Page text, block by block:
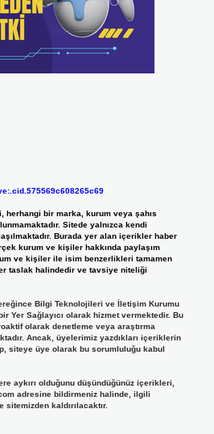
herhangi bir marka, kurum veya şahıs
Sitede yalnızca kendi
Burada yer alan içerikler haber
kurum ve kişiler hakkında paylaşım
ve kişiler ile isim benzerlikleri tamamen
taslak halindedir ve tavsiye niteliği
Bilgi Teknolojileri ve İletişim Kurumu
Yer Sağlayıcı olarak hizmet vermektedir. Bu
olarak denetleme veya araştırma
Ancak, üyelerimiz yazdıkları içeriklerin
siteye üye olarak bu sorumluluğu kabul
aykırı olduğunu düşündüğünüz içerikleri,
adresine bildirmeniz halinde, ilgili
kaldırılacaktır.